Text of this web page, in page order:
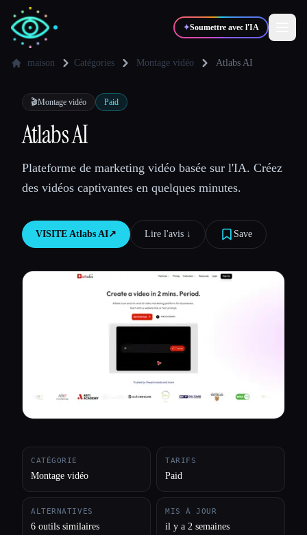
✦Soumettre avec l'IA
✍️Auteurs
💻
🎓 Étudiants 🎬Créateurs
maison Catégories Montage vidéo Atlabs AI
🎬Montage vidéo Paid
Atlabs AI
Plateforme de marketing vidéo basée sur l'IA. Créez
des vidéos captivantes en quelques minutes.
VISITE Atlabs AI↗︎ Lire l'avis ↓︎ Save
CATÉGORIE
Montage vidéo
TARIFS
Paid
ALTERNATIVES
6 outils similaires
MIS À JOUR
il y a 2 semaines